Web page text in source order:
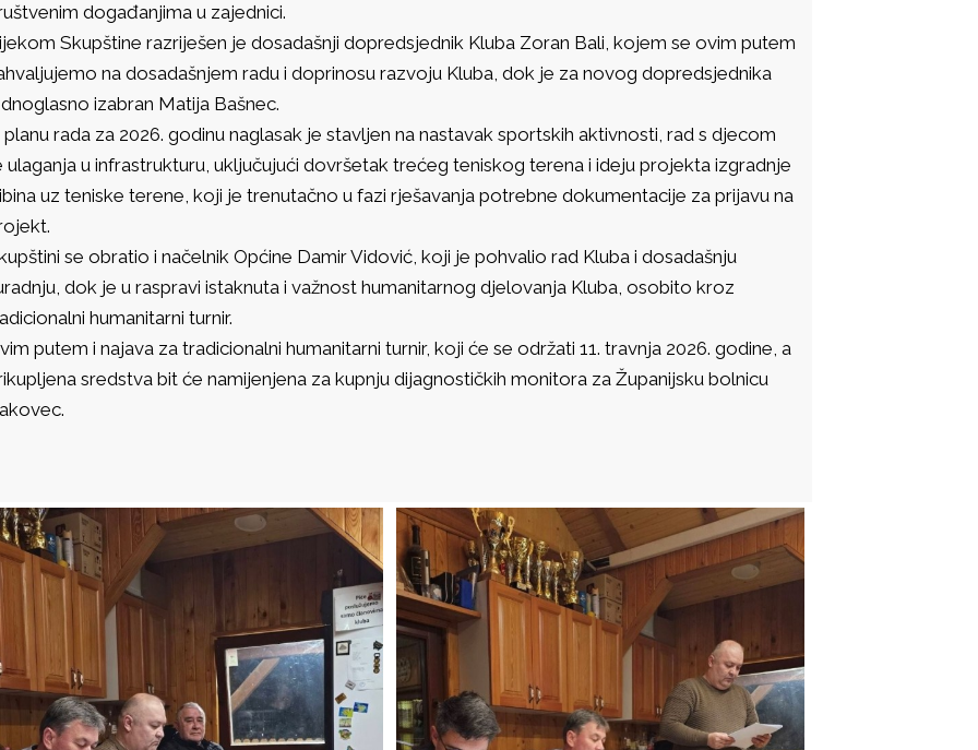
događanjima u zajednici.
Skupštine razriješen je dosadašnji dopredsjednik Kluba Zoran Bali, kojem se ovim putem
na dosadašnjem radu i doprinosu razvoju Kluba, dok je za novog dopredsjednika
izabran Matija Bašnec.
rada za 2026. godinu naglasak je stavljen na nastavak sportskih aktivnosti, rad s djecom
ulaganja u infrastrukturu, uključujući dovršetak trećeg teniskog terena i ideju projekta izgradnje
uz teniske terene, koji je trenutačno u fazi rješavanja potrebne dokumentacije za prijavu na
se obratio i načelnik Općine Damir Vidović, koji je pohvalio rad Kluba i dosadašnju
dok je u raspravi istaknuta i važnost humanitarnog djelovanja Kluba, osobito kroz
humanitarni turnir.
putem i najava za tradicionalni humanitarni turnir, koji će se održati 11. travnja 2026. godine, a
sredstva bit će namijenjena za kupnju dijagnostičkih monitora za Županijsku bolnicu